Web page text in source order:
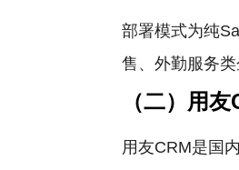
部署模式为纯
售、外勤服务
（二）用友
用友CRM是国